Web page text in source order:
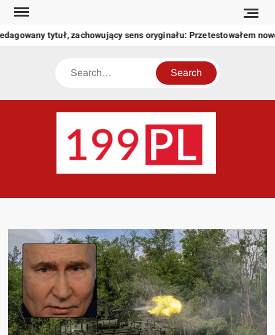
Skip
content tytuł, zachowujący sens oryginału: Przetestowałem
Search
świat